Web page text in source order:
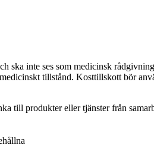
ska inte ses som medicinsk
tillstånd. Kosttillskott bör
produkter eller tjänster från